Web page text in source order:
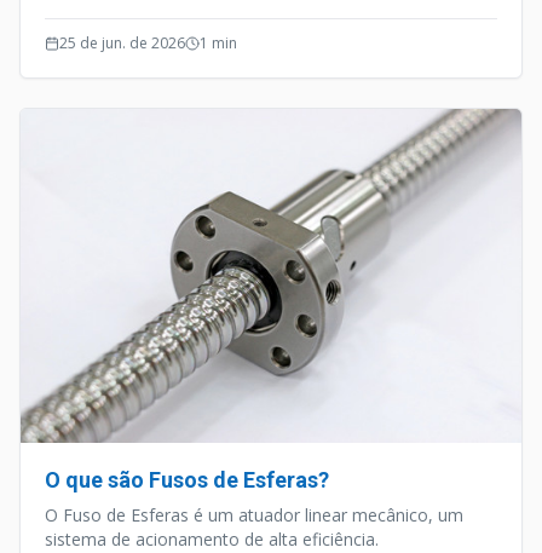
25 de jun. de 2026 1 min
O que são Fusos de Esferas?
O Fuso de Esferas é um atuador linear mecânico, um
sistema de acionamento de alta eficiência.